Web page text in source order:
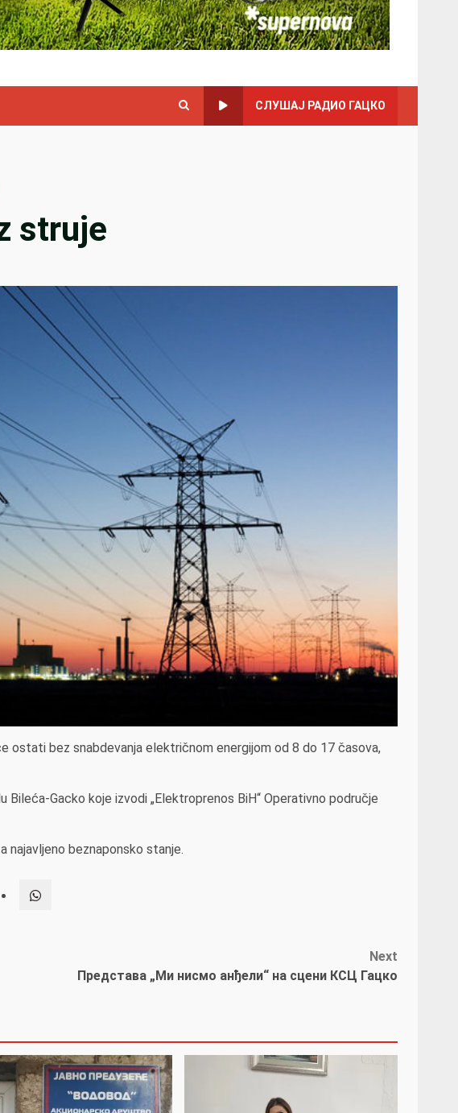
СЛУШАЈ РАДИО ГАЦКО
struje
ostati bez snabdevanja električnom energijom od 8 do 17 časova,
Bileća-Gacko koje izvodi „Elektroprenos BiH“ Operativno područje
najavljeno beznaponsko stanje.
Next
Представа „Ми нисмо анђели“ на сцени КСЦ Гацко